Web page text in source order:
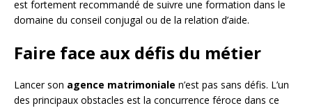
est fortement recommandé de suivre une formation dans le
domaine du conseil conjugal ou de la relation d’aide.
Faire face aux défis du métier
Lancer son agence matrimoniale n’est pas sans défis. L’un
des principaux obstacles est la concurrence féroce dans ce